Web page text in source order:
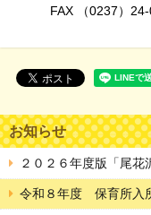
FAX （0237）
お知らせ
２０２６年度版「尾
令和８年度 保育所入